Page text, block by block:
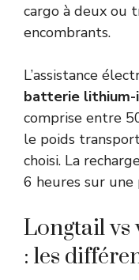
cargo à deux ou
encombrants.
L’assistance
batterie lithium-
comprise entre
le poids
choisi. La
6 heures sur une
Longtail vs
: les